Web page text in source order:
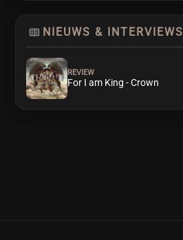
NIEUWS & INTERVIEWS
REVIEW
For I am King - Crown